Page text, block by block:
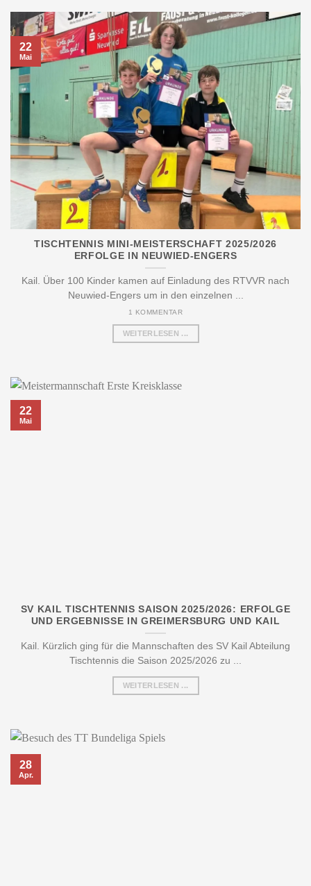
TISCHTENNIS MINI-MEISTERSCHAFT 2025/2026
ERFOLGE IN NEUWIED-ENGERS
Kail. Über 100 Kinder kamen auf Einladung des RTVVR nach
Neuwied-Engers um in den einzelnen ...
1 KOMMENTAR
WEITERLESEN ...
22
Mai
SV KAIL TISCHTENNIS SAISON 2025/2026: ERFOLGE
UND ERGEBNISSE IN GREIMERSBURG UND KAIL
Kail. Kürzlich ging für die Mannschaften des SV Kail Abteilung
Tischtennis die Saison 2025/2026 zu ...
WEITERLESEN ...
22
Mai
28
Apr.